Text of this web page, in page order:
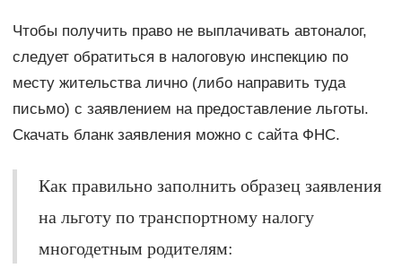
Чтобы получить право не выплачивать автоналог,
следует обратиться в налоговую инспекцию по
месту жительства лично (либо направить туда
письмо) с заявлением на предоставление льготы.
Скачать бланк заявления можно с сайта ФНС.
Как правильно заполнить образец заявления
на льготу по транспортному налогу
многодетным родителям: